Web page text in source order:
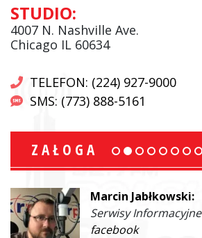
STUDIO:
4007 N. Nashville Ave.
Chicago IL 60634
TELEFON: (224) 927-9000
SMS: (773) 888-5161
ZAŁOGA
Marcin Jabłkowski:
Serwisy Informacyjne
facebook